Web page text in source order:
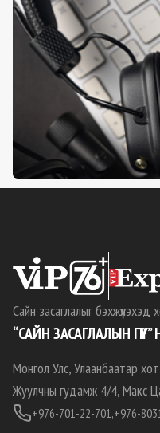
Сайн засаглалыг бэхжүүлэхэд
“САЙН ЗАСАГЛАЛЫН ГҮҮР”
Монгол Улс, Улаанбаатар хот,
Жуулчны гудамж 4/4, Макс
+976-701-22-701,+976-